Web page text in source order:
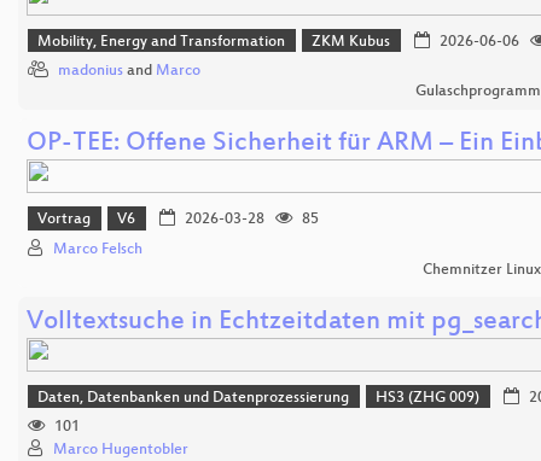
Mobility, Energy and Transformation ZKM Kubus
2026-06-06
madonius and Marco
OP-TEE: Offene Sicherheit für ARM – Ein
Vortrag V6 2026-03-28
85
Marco Felsch
Chemnitzer
Volltextsuche in Echtzeitdaten mit
Daten, Datenbanken und Datenprozessierung HS3 (ZHG 009)
101
Marco Hugentobler